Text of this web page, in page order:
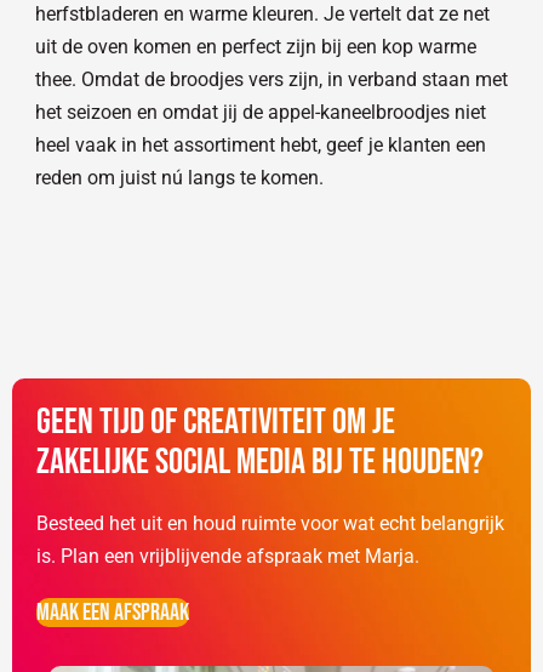
herfstbladeren en warme kleuren. Je vertelt dat ze net
uit de oven komen en perfect zijn bij een kop warme
thee. Omdat de broodjes vers zijn, in verband staan met
het seizoen en omdat jij de appel-kaneelbroodjes niet
heel vaak in het assortiment hebt, geef je klanten een
reden om juist nú langs te komen.
Geen tijd of creativiteit om je
zakelijke social media bij te houden?
Besteed het uit en houd ruimte voor wat echt belangrijk
is. Plan een vrijblijvende afspraak met Marja.
Maak een afspraak